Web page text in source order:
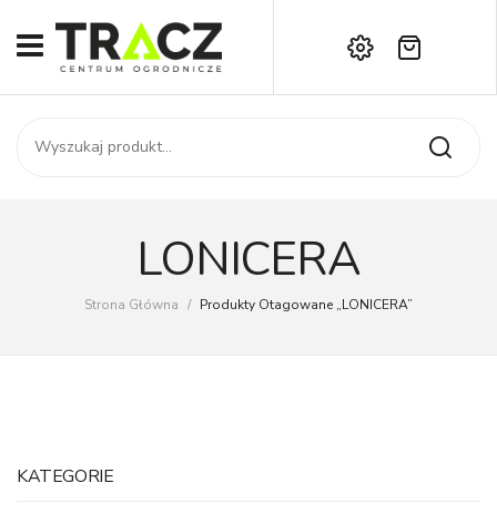
START
SKLEP
Kontakt
Brak produktów w koszyku.
LONICERA
Strona Główna / Produkty Otagowane „LONICERA”
KATEGORIE